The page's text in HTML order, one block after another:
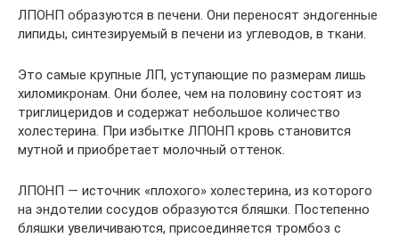
ЛПОНП образуются в печени. Они переносят эндогенные
липиды, синтезируемый в печени из углеводов, в ткани.
Это самые крупные ЛП, уступающие по размерам лишь
хиломикронам. Они более, чем на половину состоят из
триглицеридов и содержат небольшое количество
холестерина. При избытке ЛПОНП кровь становится
мутной и приобретает молочный оттенок.
ЛПОНП — источник «плохого» холестерина, из которого
на эндотелии сосудов образуются бляшки. Постепенно
бляшки увеличиваются, присоединяется тромбоз с